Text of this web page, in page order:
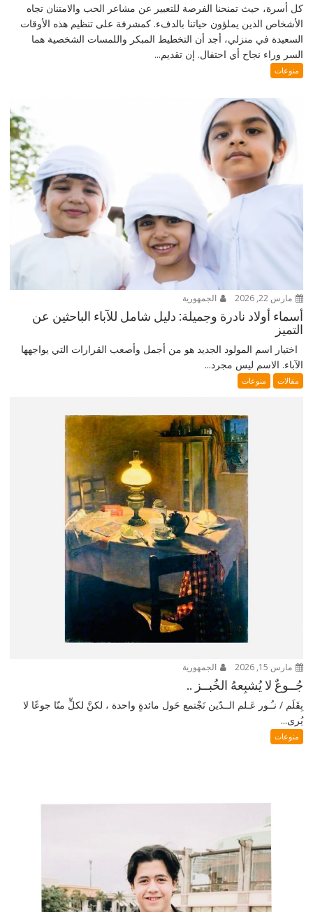
كل أسرة، حيث تمنحنا الفرصة للتعبير عن مشاعر الحب والامتنان تجاه
الأشخاص الذين يملؤون حياتنا بالدفء. كمشرفة على تنظيم هذه الأوقات
السعيدة في منزلي، أجد أن التخطيط المبكر واللمسات الشخصية هما
السر وراء نجاح أي احتفال. إن تقديم...
منوعات
مارس 22, 2026 الجمهورية
أسماء أولاد نادرة وجميلة: دليل شامل للآباء الباحثين عن
التميز
اختيار اسم المولود الجديد هو من أجمل وأصعب القرارات التي يواجهها
الآباء. الاسم ليس مجرد...
مقالات منوعات
مارس 15, 2026 الجمهورية
جُــوعٌ لا يُشبِعهُ الخُبــز ..
بِقَلَم / نـُـور عَـلم الــدّين نَجْتمع حَول مائدةٍ واحدة ، لكنَّ لكلٍّ منّا جوعًا لا
يُرى...
منوعات